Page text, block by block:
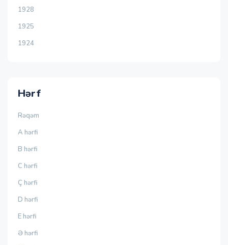
1928
1925
1924
Hərf
Rəqəm
A hərfi
B hərfi
C hərfi
Ç hərfi
D hərfi
E hərfi
Ə hərfi